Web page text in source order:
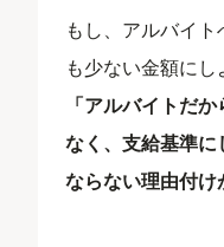
もし、アルバイ
も少ない金額に
「アルバイトだ
なく、支給基準
ならない理由付け